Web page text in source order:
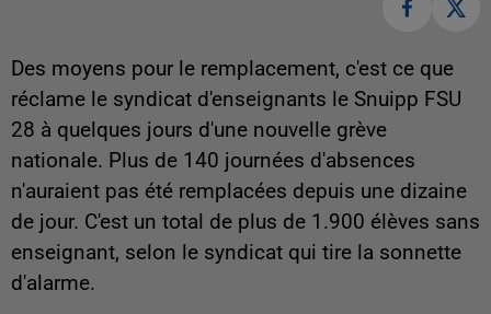
Des moyens pour le remplacement, c'est ce que
réclame le syndicat d'enseignants le Snuipp FSU
28 à quelques jours d'une nouvelle grève
nationale. Plus de 140 journées d'absences
n'auraient pas été remplacées depuis une dizaine
de jour. C'est un total de plus de 1.900 élèves sans
enseignant, selon le syndicat qui tire la sonnette
d'alarme.